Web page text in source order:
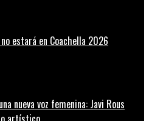
no estará en Coachella 2026
nueva voz femenina: Javi Rous